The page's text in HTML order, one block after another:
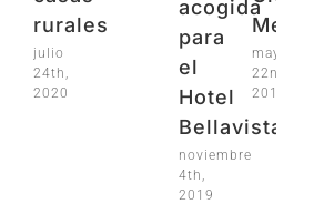
rurales
julio
24th,
2020
acogida
para
el
Hotel
Bellavista
noviembre
4th,
2019
Menorca
mayo
22nd,
2019